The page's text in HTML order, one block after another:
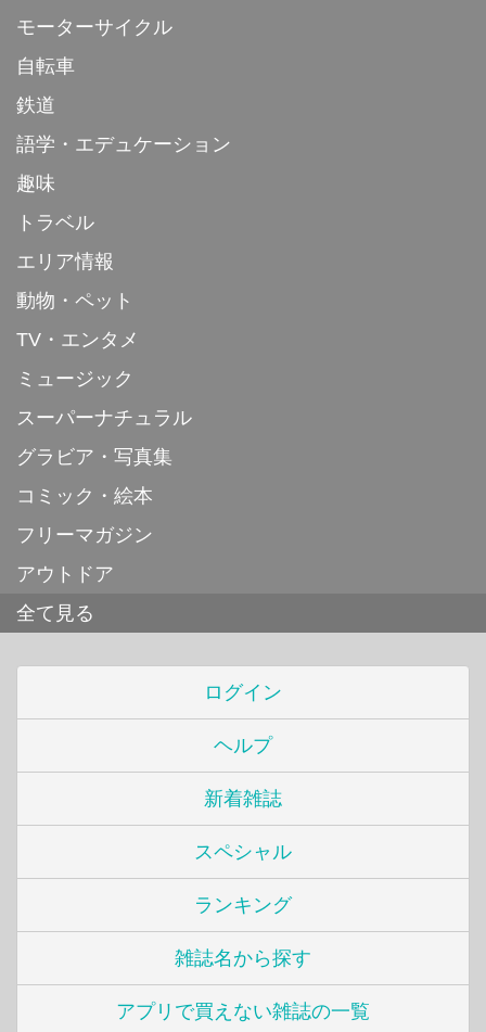
モーターサイクル
自転車
鉄道
語学・エデュケーション
趣味
トラベル
エリア情報
動物・ペット
TV・エンタメ
ミュージック
スーパーナチュラル
グラビア・写真集
コミック・絵本
フリーマガジン
アウトドア
全て見る
ログイン
ヘルプ
新着雑誌
スペシャル
ランキング
雑誌名から探す
アプリで買えない雑誌の一覧